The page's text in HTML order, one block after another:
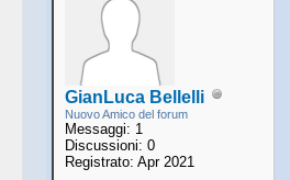
GianLuca Bellelli
Nuovo Amico del forum
Messaggi: 1
Discussioni: 0
Registrato: Apr 2021